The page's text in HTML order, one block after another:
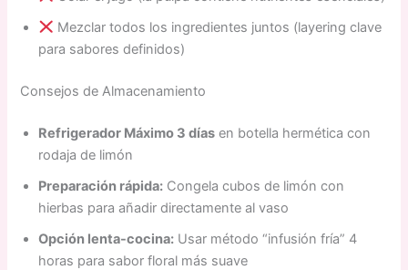
Mezclar todos los ingredientes juntos (layering clave
para sabores definidos)
Consejos de Almacenamiento
Refrigerador Máximo 3 días en botella hermética con
rodaja de limón
Preparación rápida: Congela cubos de limón con
hierbas para añadir directamente al vaso
Opción lenta-cocina: Usar método “infusión fría” 4
horas para sabor floral más suave